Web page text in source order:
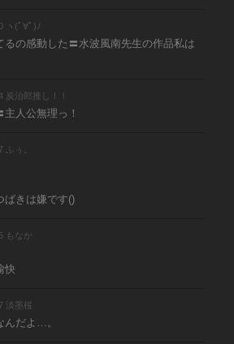
ヽ(ﾟ∀ﾟ)ﾉ
るの感動した〓水波風南先生の作品私は
炭治郎推し！！
人公無理っ！
ふぅ。
ばきは嫌です()
もなか
快
淡墨桜
んだよ…。